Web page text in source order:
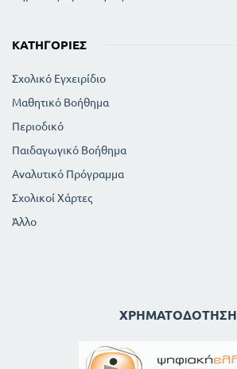
ΚΑΤΗΓΟΡΊΕΣ
Σχολικό Εγχειρίδιο
Μαθητικό Βοήθημα
Περιοδικό
Παιδαγωγικό Βοήθημα
Αναλυτικό Πρόγραμμα
Σχολικοί Χάρτες
Άλλο
ΧΡΗΜΑΤΟΔΌΤΗΣΗ